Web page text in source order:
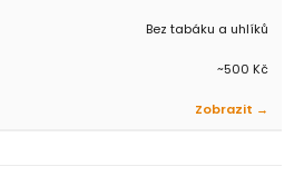
Bez tabáku a uhlíků
~500 Kč
Zobrazit →